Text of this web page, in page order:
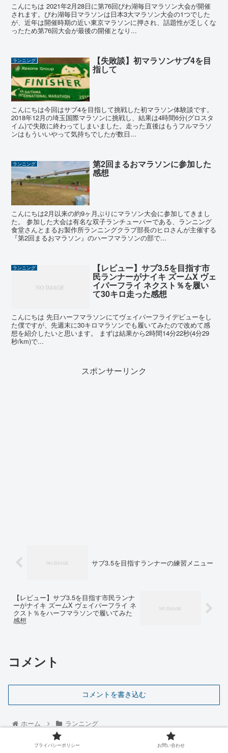
こんにちは 2021年2月28日に第76回びわ湖毎日マラソン大会が開催
されます。びわ湖毎日マラソンは日本3大マラソン大会の1つでした
が、近年は開催時期の近い東京マラソンに押され、話題性が乏しくな
ったため第76回大会が最後の開催となり...
ランニング 【失敗談】初マラソンサブ4を目
指して
こんにちは今回はサブ4を目指して挑戦した初マラソン体験談です。
2018年12月の埼玉国際マラソンに挑戦し、結果は4時間6分(グロスタ
イム)で失敗に終わってしまいました。走った直後はもうフルマラソ
ンはもういいやって気持ちでしたが数日...
ランニング 第2回まるおマラソンに参加した
感想
こんにちは2月以来の約9ヶ月ぶりにマラソン大会に参加してきまし
た。 参加した大会は有名な双子ランチューバーである、ランニング
食堂さんとまるお製作所ランニングクラブ部長のヒロさんが主催する
『第2回まるおマラソン』のハーフマラソンの部で...
ランニング 【レビュー】サブ3.5を目指す市
民ランナーがナイキ ズームX ヴェ
イパーフライ ネクスト％を履い
て30キロ走った感想
こんにちは 先日ハーフマラソンにてヴェイパーフライデビューをし
た僕ですが、先週末に30キロマラソンでも履いてみたので改めて感
想を紹介したいと思います。 まずは結果から2時間14分22秒(4分29
秒/km)で...
スポンサーリンク
サブ3.5を目指すランナーの練習メニュー
【レビュー】サブ3.5を目指す市民ランナ
ーがナイキ ズームX ヴェイパーフライ ネ
クスト％をハーフマラソンで履いてみた
感想
コメント
コメントを書き込む
ホーム ランニング
プライバシーポリシー お問い合わせ